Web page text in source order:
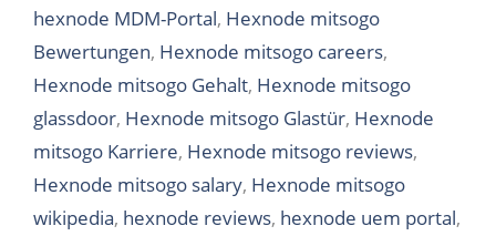
hexnode MDM-Portal, Hexnode mitsogo
Bewertungen, Hexnode mitsogo careers,
Hexnode mitsogo Gehalt, Hexnode mitsogo
glassdoor, Hexnode mitsogo Glastür, Hexnode
mitsogo Karriere, Hexnode mitsogo reviews,
Hexnode mitsogo salary, Hexnode mitsogo
wikipedia, hexnode reviews, hexnode uem portal,